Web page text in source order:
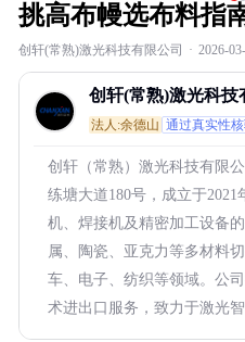
挑高布幔选布料指
创轩(常熟)激光科技有限公司 · 2026-
创轩(常熟)激光科技
法人:余德山 通过真实性
创轩（常熟）激光科技有限
练塘大道180号，成立于
机、焊接机及精密加工设备
属、陶瓷、亚克力等多材料
车、电子、纺织等领域。公
术进出口服务，致力于激光